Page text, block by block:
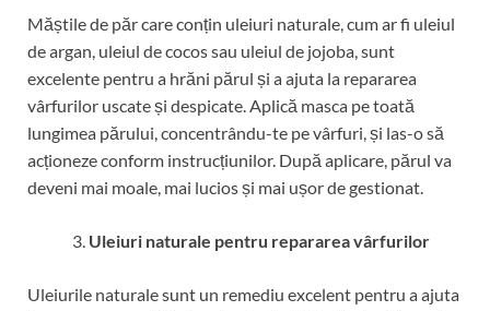
Măștile de păr care conțin uleiuri naturale, cum ar fi uleiul
de argan, uleiul de cocos sau uleiul de jojoba, sunt
excelente pentru a hrăni părul și a ajuta la repararea
vârfurilor uscate și despicate. Aplică masca pe toată
lungimea părului, concentrându-te pe vârfuri, și las-o să
acționeze conform instrucțiunilor. După aplicare, părul va
deveni mai moale, mai lucios și mai ușor de gestionat.
Uleiuri naturale pentru repararea vârfurilor
Uleiurile naturale sunt un remediu excelent pentru a ajuta